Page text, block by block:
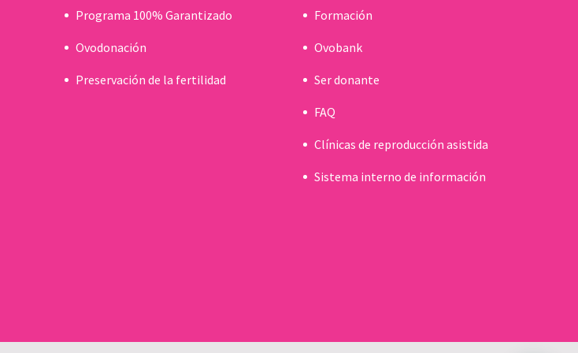
Programa 100% Garantizado
Ovodonación
Preservación de la fertilidad
Formación
Ovobank
Ser donante
FAQ
Clínicas de reproducción asistida
Sistema interno de información